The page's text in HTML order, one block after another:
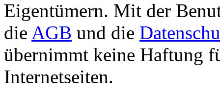
Eigentümern. Mit der
die AGB und die
übernimmt keine Haftung
Internetseiten.